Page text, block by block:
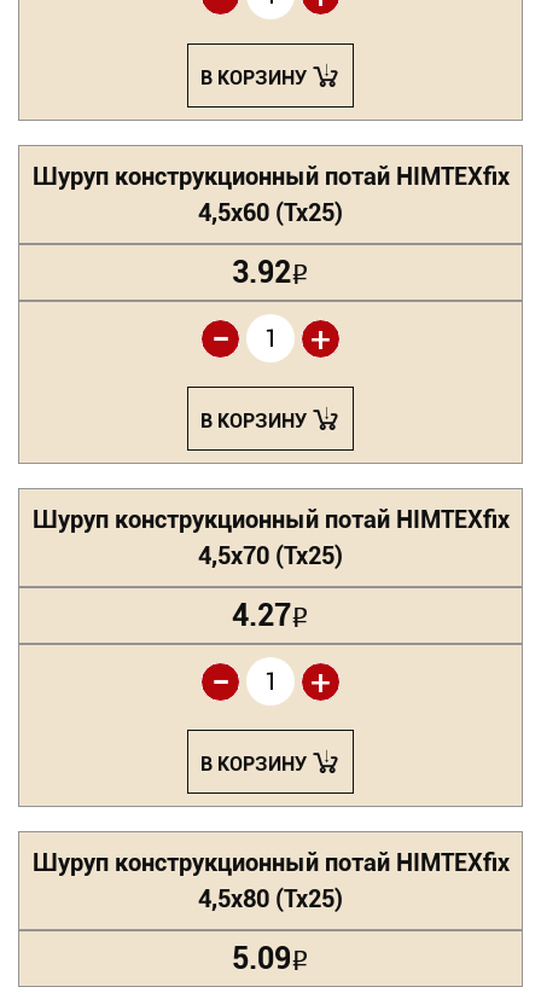
В КОРЗИНУ
Шуруп конструкционный потай HIMTEXfix
4,5х60 (Tx25)
3.92Р
+
-
В КОРЗИНУ
Шуруп конструкционный потай HIMTEXfix
4,5х70 (Tx25)
4.27Р
+
-
В КОРЗИНУ
Шуруп конструкционный потай HIMTEXfix
4,5х80 (Tx25)
5.09Р